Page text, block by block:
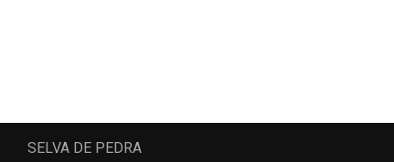
SELVA DE PEDRA